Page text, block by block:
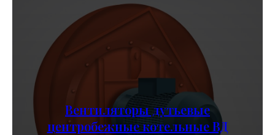
Вентиляторы дутьевые
центробежные котельные ВД